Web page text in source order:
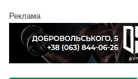
Реклама